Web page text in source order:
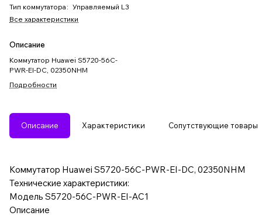
Тип коммутатора : Управляемый L3
Все характеристики
Описание
Коммутатор Huawei S5720-56C-
PWR-EI-DC, 02350NHM
Подробности
Описание Характеристики Сопутствующие товары
Коммутатор Huawei S5720-56C-PWR-EI-DC, 02350NHM
Технические характеристики:
Модель S5720-56C-PWR-EI-AC1
Описание